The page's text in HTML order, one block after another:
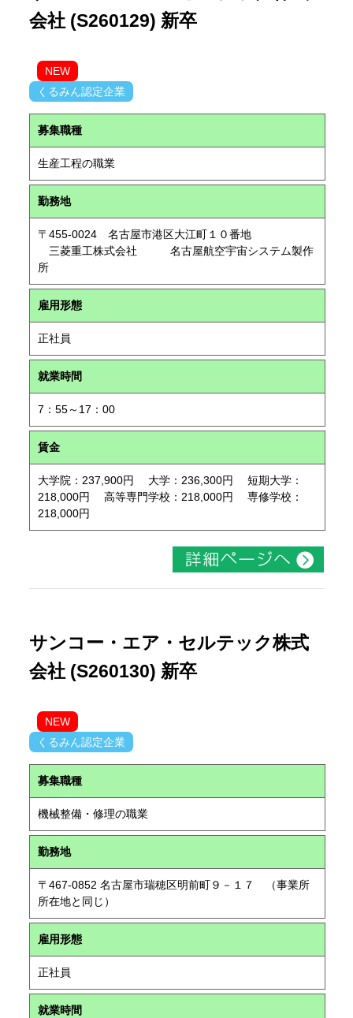
会社 (S260129) 新卒
NEW
くるみん認定企業
募集職種
生産工程の職業
勤務地
〒455-0024 名古屋市港区大江町１０番地
三菱重工株式会社 名古屋航空宇宙システム製作
所
雇用形態
正社員
就業時間
7：55～17：00
賃金
大学院：237,900円 大学：236,300円 短期大学：
218,000円 高等専門学校：218,000円 専修学校：
218,000円
サンコー・エア・セルテック株式
会社 (S260130) 新卒
NEW
くるみん認定企業
募集職種
機械整備・修理の職業
勤務地
〒467-0852 名古屋市瑞穂区明前町９－１７ （事業所
所在地と同じ）
雇用形態
正社員
就業時間